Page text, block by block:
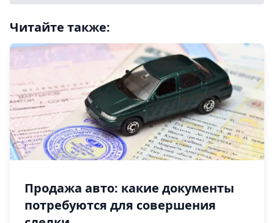
Читайте также:
Продажа авто: какие документы
потребуются для совершения